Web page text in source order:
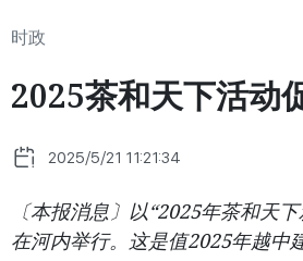
时政
2025茶和天下活动
2025/5/21 11:21:34
〔本报消息〕以“2025年茶和天
在河内举行。这是值2025年越中